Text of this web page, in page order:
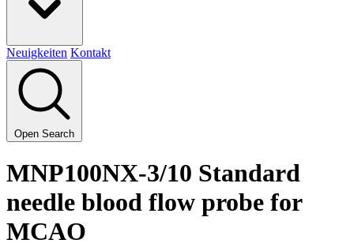
Neuigkeiten Kontakt
Open Search
MNP100NX-3/10 Standard
needle blood flow probe for
MCAO